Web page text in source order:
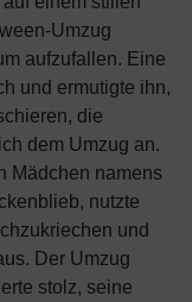
Umzug
aufzufallen. Eine
und ermutigte ihn,
die
dem Umzug an.
Mädchen namens
nutzte
und
Der Umzug
stolz, seine